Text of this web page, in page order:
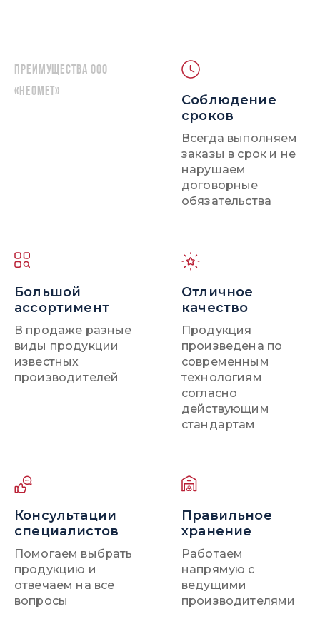
Преимущества ООО
«НЕОМЕТ»
Соблюдение
сроков
Всегда выполняем
заказы в срок и не
нарушаем
договорные
обязательства
Большой
ассортимент
В продаже разные
виды продукции
известных
производителей
Отличное
качество
Продукция
произведена по
современным
технологиям
согласно
действующим
стандартам
Консультации
специалистов
Помогаем выбрать
продукцию и
отвечаем на все
вопросы
Правильное
хранение
Работаем
напрямую с
ведущими
производителями